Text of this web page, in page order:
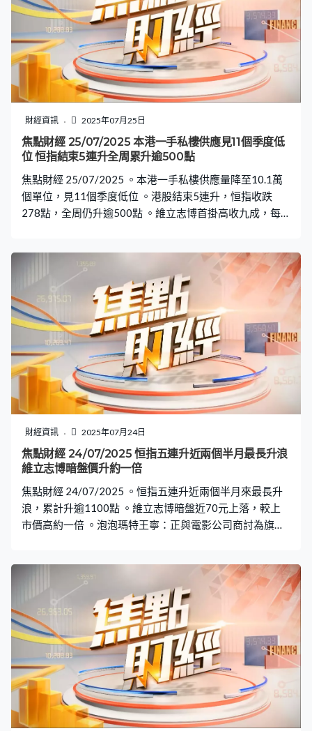
財經資訊 2025年07月25日
焦點財經 25/07/2025 本港一手私樓供應見11個季度低
位 恒指結束5連升全周累升逾500點
焦點財經 25/07/2025 。本港一手私樓供應量降至10.1萬
個單位，見11個季度低位 。港股結束5連升，恒指收跌
278點，全周仍升逾500點 。維立志博首掛高收九成，每
財經資訊 2025年07月24日
焦點財經 24/07/2025 恒指五連升近兩個半月最長升浪
維立志博暗盤價升約一倍
焦點財經 24/07/2025 。恒指五連升近兩個半月來最長升
浪，累計升逾1100點 。維立志博暗盤近70元上落，較上
市價高約一倍 。泡泡瑪特王寧：正與電影公司商討為旗下